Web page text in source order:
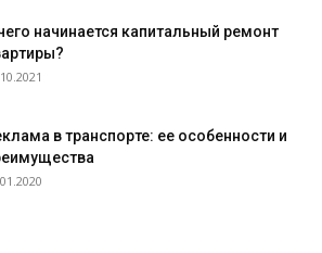
начинается капитальный ремонт
в транспорте: ее особенности и